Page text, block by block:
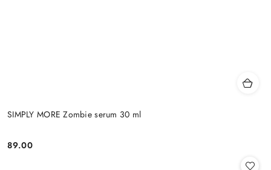
SIMPLY MORE Zombie serum 30 ml
Cena:
89.00